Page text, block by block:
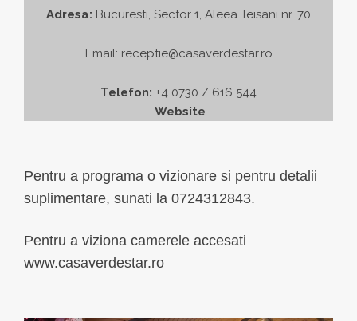
Adresa: Bucuresti, Sector 1, Aleea Teisani nr. 70
Email: receptie@casaverdestar.ro
Telefon: +4 0730 / 616 544
Website
Pentru a programa o vizionare si pentru detalii
suplimentare, sunati la 0724312843.
Pentru a viziona camerele accesati
www.casaverdestar.ro